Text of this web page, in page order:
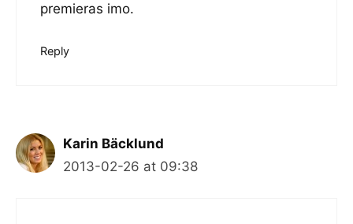
premieras imo.
Reply
Karin Bäcklund
2013-02-26 at 09:38